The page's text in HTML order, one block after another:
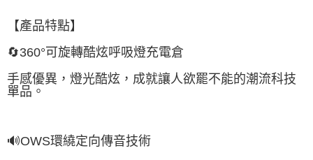
【產品特點】
🔄360°可旋轉酷炫呼吸燈充電倉
手感優異，燈光酷炫，成就讓人欲罷不能的潮流科技
單品。
🔊OWS環繞定向傳音技術